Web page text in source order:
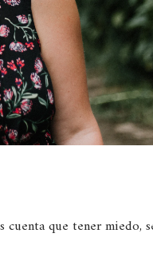
cuenta que tener miedo,